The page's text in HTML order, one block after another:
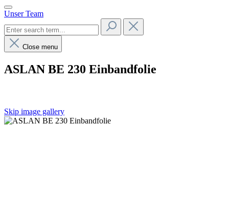
Unser Team
Close menu
ASLAN BE 230 Einbandfolie
Skip image gallery